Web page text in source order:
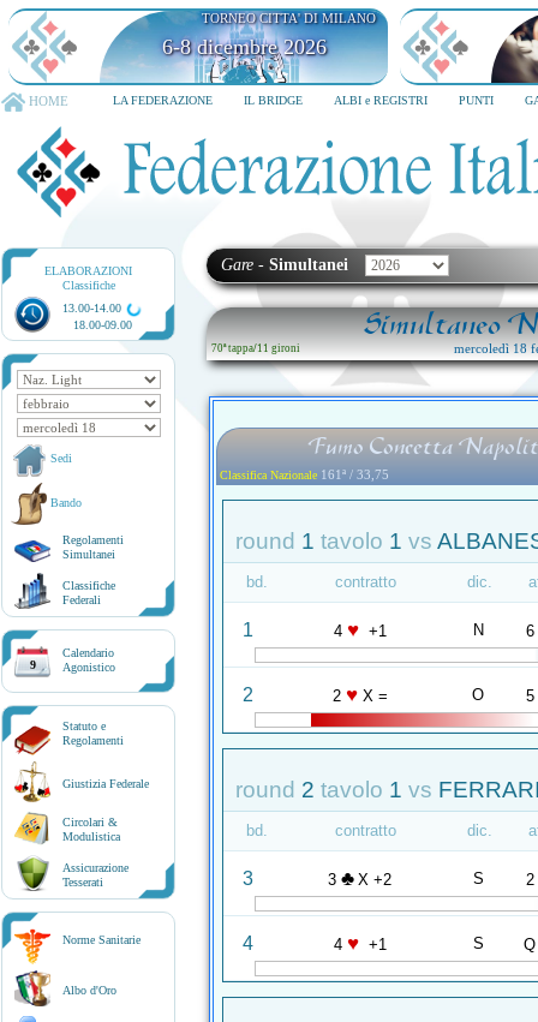
TORNEO CITTA' DI MILANO
6-8 dicembre 2026
HOME LA FEDERAZIONE IL BRIDGE ALBI e REGISTRI PUNTI
ELABORAZIONI
Classifiche
13.00-14.00
18.00-09.00
Sedi
Bando
Regolamenti
Simultanei
Classifiche
Federali
9
Calendario
Agonistico
Statuto e
Regolamenti
Giustizia Federale
Circolari &
Modulistica
Assicurazione
Tesserati
Norme Sanitarie
Albo d'Oro
Gare - Simultanei
Simultaneo
70ª tappa/11 gironi mercoledì 18
Fumo Concetta
Classifica Nazionale 161ª / 33,75
round 1 tavolo 1 vs
bd. contratto dic.
1 4 ♥ +1 N 6
2 2 ♥ X = O 5
round 2 tavolo 1 vs
bd. contratto dic.
3 3 ♣ X +2 S 2
4 4 ♥ +1 S Q